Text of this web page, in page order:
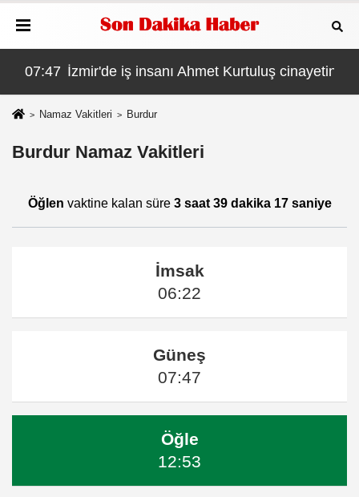
07:47 İzmir'de iş insanı Ahmet Kurtuluş cinayetinin
Namaz Vakitleri Burdur
Burdur Namaz Vakitleri
Öğlen vaktine kalan süre 3 saat 39 dakika 17 saniye
İmsak
06:22
Güneş
07:47
Öğle
12:53